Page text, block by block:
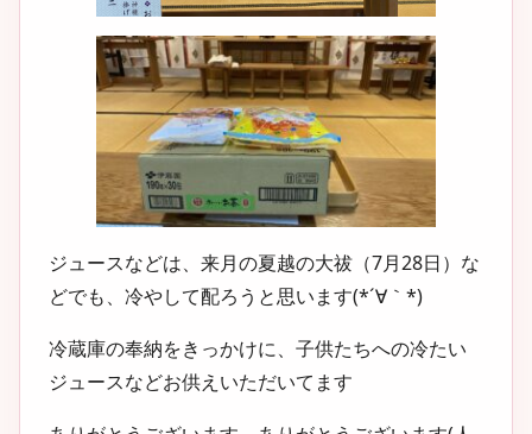
ジュースなどは、来月の夏越の大祓（7月28日） な
どでも、冷やして配ろうと思います(*´∀｀*)
冷蔵庫の奉納をきっかけに、子供たちへの冷たい
ジュースなどお供えいただいてます